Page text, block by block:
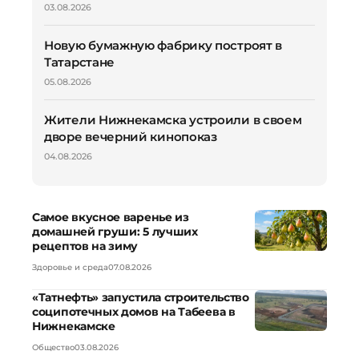
03.08.2026
Новую бумажную фабрику построят в
Татарстане
05.08.2026
Жители Нижнекамска устроили в своем
дворе вечерний кинопоказ
04.08.2026
Самое вкусное варенье из
домашней груши: 5 лучших
рецептов на зиму
Здоровье и среда07.08.2026
«Татнефть» запустила строительство
соципотечных домов на Табеева в
Нижнекамске
Общество03.08.2026